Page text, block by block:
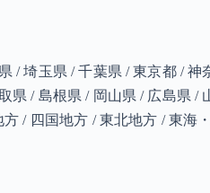
埼玉県 / 千葉県 / 東京都 /
/ 島根県 / 岡山県 / 広島県
/ 四国地方 / 東北地方 / 東海